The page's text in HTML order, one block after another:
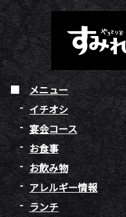
メニュー
イチオシ
宴会コース
お食事
お飲み物
アレルギー情報
ランチ